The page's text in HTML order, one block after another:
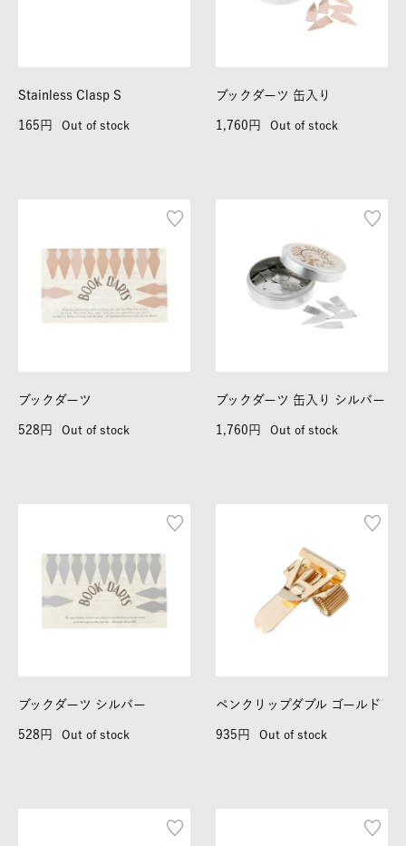
Stainless Clasp S
165 Out of stock
ブックダーツ 缶入り
1,760 Out of stock
ブックダーツ
528 Out of stock
ブックダーツ 缶入り シルバー
1,760 Out of stock
ブックダーツ シルバー
528 Out of stock
ペンクリップダブル ゴールド
935 Out of stock